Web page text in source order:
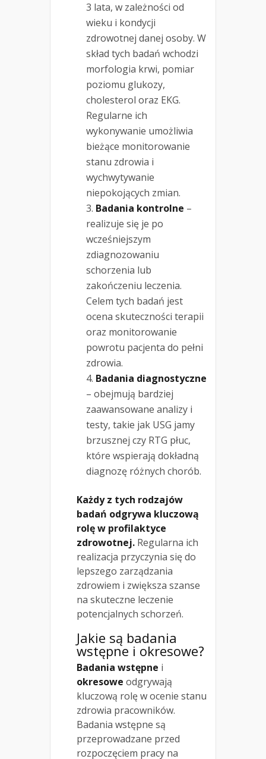
3 lata, w zależności od
wieku i kondycji
zdrowotnej danej osoby. W
skład tych badań wchodzi
morfologia krwi, pomiar
poziomu glukozy,
cholesterol oraz EKG.
Regularne ich
wykonywanie umożliwia
bieżące monitorowanie
stanu zdrowia i
wychwytywanie
niepokojących zmian.
Badania kontrolne –
realizuje się je po
wcześniejszym
zdiagnozowaniu
schorzenia lub
zakończeniu leczenia.
Celem tych badań jest
ocena skuteczności terapii
oraz monitorowanie
powrotu pacjenta do pełni
zdrowia.
Badania diagnostyczne
– obejmują bardziej
zaawansowane analizy i
testy, takie jak USG jamy
brzusznej czy RTG płuc,
które wspierają dokładną
diagnozę różnych chorób.
Każdy z tych rodzajów
badań odgrywa kluczową
rolę w profilaktyce
zdrowotnej. Regularna ich
realizacja przyczynia się do
lepszego zarządzania
zdrowiem i zwiększa szanse
na skuteczne leczenie
potencjalnych schorzeń.
Jakie są badania
wstępne i okresowe?
Badania wstępne i
okresowe odgrywają
kluczową rolę w ocenie stanu
zdrowia pracowników.
Badania wstępne są
przeprowadzane przed
rozpoczęciem pracy na